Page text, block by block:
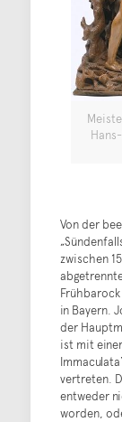
Von der
zwischen
in Bayern.
der
ist mit
vertreten.
entweder
worden,